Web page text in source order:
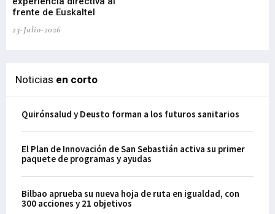
frente de Euskaltel
23-Julio-2026
Noticias en corto
Quirónsalud y Deusto forman a los futuros sanitarios
El Plan de Innovación de San Sebastián activa su primer
paquete de programas y ayudas
Bilbao aprueba su nueva hoja de ruta en igualdad, con
300 acciones y 21 objetivos